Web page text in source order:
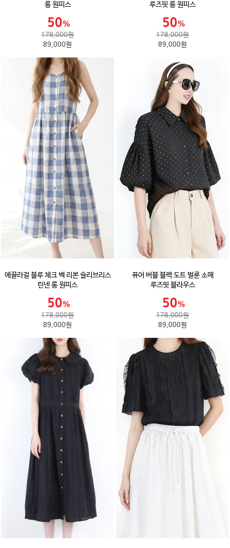
롱 원피스
178,000원
89,000원
루즈핏 롱 원피스
178,000원
89,000원
에끌라걸 블루 체크 백 리본 슬리브리스
린넨 롱 원피스
178,000원
89,000원
퓨어 버블 블랙 도트 벌룬 소매
루즈핏 블라우스
178,000원
89,000원